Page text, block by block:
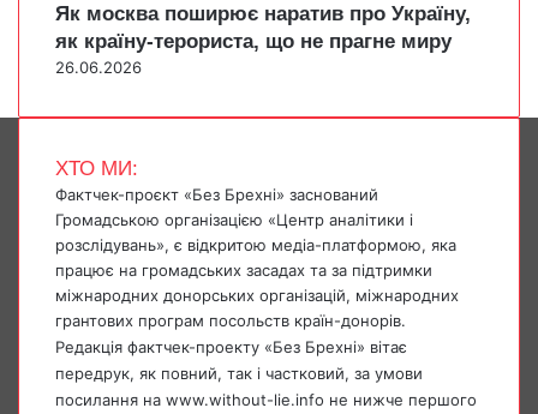
Як москва поширює наратив про Україну,
як країну-терориста, що не прагне миру
26.06.2026
ХТО МИ:
Фактчек-проєкт «Без Брехні» заснований
Громадською організацією «Центр аналітики і
розслідувань», є відкритою медіа-платформою, яка
працює на громадських засадах та за підтримки
міжнародних донорських організацій, міжнародних
грантових програм посольств країн-донорів.
Редакція фактчек-проекту «Без Брехні» вітає
передрук, як повний, так і частковий, за умови
посилання на www.without-lie.info не нижче першого